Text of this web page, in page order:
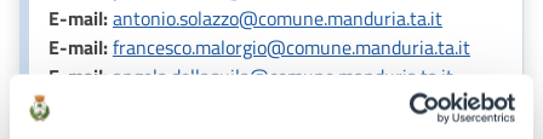
E-mail:antonio.solazzo@comune.manduria.ta.it
E-mail:francesco.malorgio@comune.manduria.ta.it
E-mail: angela.dellaquila@comune.manduria.ta.it
E-mail: